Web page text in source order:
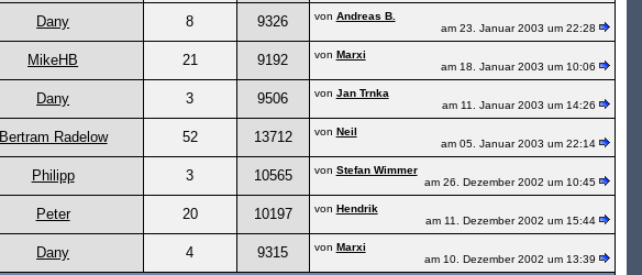
Dany 8 9326 von Andreas B.
am 23. Januar 2003 um 22:28
MikeHB 21 9192 von Marxi
am 18. Januar 2003 um 10:06
Dany 3 9506 von Jan Trnka
am 11. Januar 2003 um 14:26
Bertram Radelow 52 13712 von Neil
am 05. Januar 2003 um 22:14
Philipp 3 10565 von Stefan Wimmer
am 26. Dezember 2002 um 10:45
Peter 20 10197 von Hendrik
am 11. Dezember 2002 um 15:44
Dany 4 9315 von Marxi
am 10. Dezember 2002 um 13:39